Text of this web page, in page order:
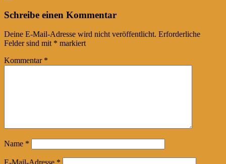
Schreibe einen Kommentar
Deine E-Mail-Adresse wird nicht veröffentlicht. Erforderliche
Felder sind mit * markiert
Kommentar *
Name *